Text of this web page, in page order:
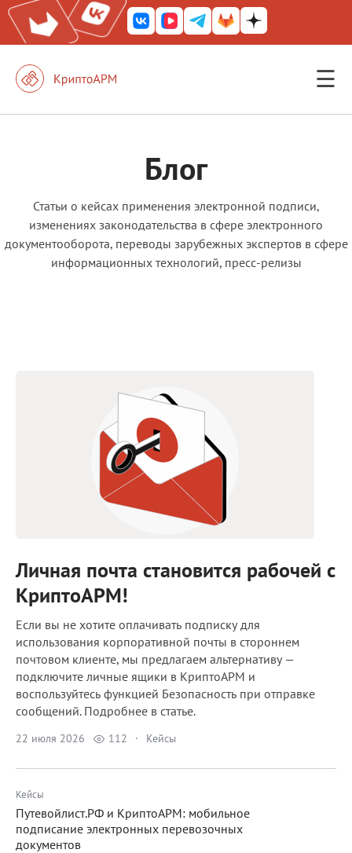
☰
КриптоАРМ Server
КриптоАРМ Mobile
КриптоАРМ ID
Документация
Получить КЭП
Магазин
Полная версия сайта
Блог
Статьи о кейсах применения электронной подписи,
изменениях законодательства в сфере электронного
документооборота, переводы зарубежных экспертов в сфере
информационных технологий, пресс-релизы
Личная почта становится рабочей с
КриптоАРМ!
Если вы не хотите оплачивать подписку для
использования корпоративной почты в стороннем
почтовом клиенте, мы предлагаем альтернативу —
подключите личные ящики в КриптоАРМ и
воспользуйтесь функцией Безопасность при отправке
сообщений. Подробнее в статье.
22 июля 2026 112 · Кейсы
Кейсы
Путевойлист.РФ и КриптоАРМ: мобильное
подписание электронных перевозочных
документов